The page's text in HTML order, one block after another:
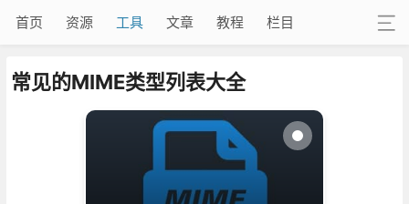
首页 资源 工具 文章 教程 栏目
常见的MIME类型列表大全